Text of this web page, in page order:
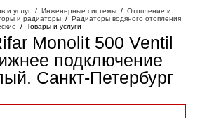
и услуг / Инженерные системы / Отопление и
и радиаторы / Радиаторы водяного отопления
/ Товары и услуги
Monolit 500 Ventil
подключение
. Санкт-Петербург